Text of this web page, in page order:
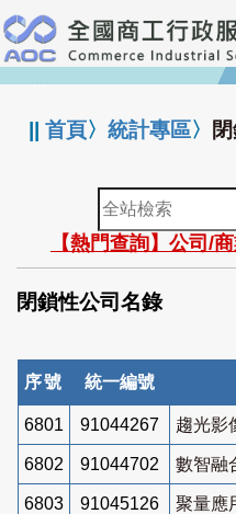
跳
到
主
要
:::
||首頁〉統計專區〉
全
站
檢
索
【熱門查詢】公司/
閉鎖性公司名錄
序號 統一編號
6801 91044267 趨光影
6802 91044702 數智融
6803 91045126 聚量應